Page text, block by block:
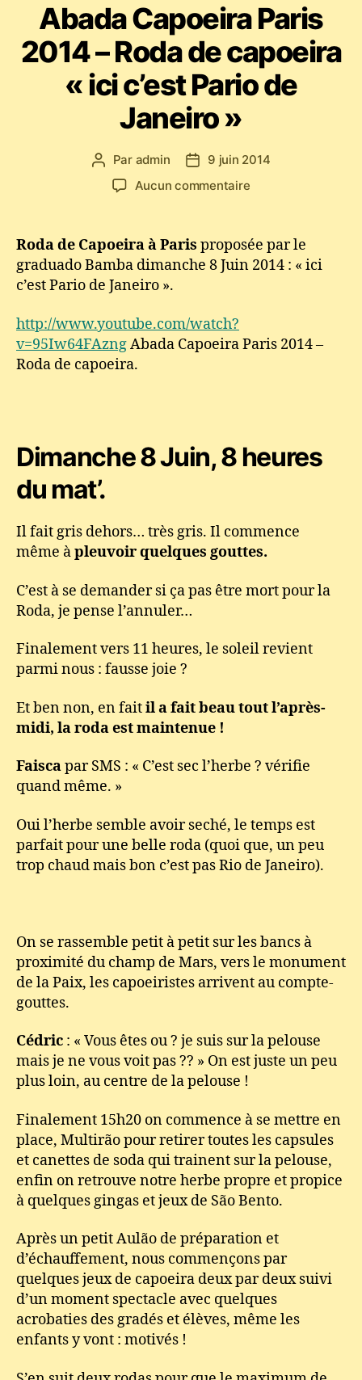
Abada Capoeira Paris
2014 – Roda de capoeira
« ici c’est Pario de
Janeiro »
Auteur
l’article
Par admin
Date9 juin 2014
Aucun commentairesur
Paris
2014
–
« ici
Roda de Capoeira à Paris proposée par le
graduado Bamba dimanche 8 Juin 2014 : « ici
c’est Pario de Janeiro ».
http://www.youtube.com/watch?
v=95Iw64FAzngAbada Capoeira Paris 2014 –
Roda de capoeira.
Dimanche 8 Juin, 8 heures
du mat’.
Il fait gris dehors… très gris. Il commence
même àpleuvoir quelques gouttes.
C’est à se demander si ça pas être mort pour la
Roda, je pense l’annuler…
Finalement vers 11 heures, le soleil revient
parmi nous : fausse joie ?
Et ben non, en faitil a fait beau tout l’après-
midi, la roda est maintenue !
Faiscapar SMS : « C’est sec l’herbe ? vérifie
quand même. »
Oui l’herbe semble avoir seché, le temps est
parfait pour une belle roda (quoi que, un peu
trop chaud mais bon c’est pas Rio de Janeiro).
On se rassemble petit à petit sur les bancs à
proximité du champ de Mars, vers le monument
de la Paix, les capoeiristes arrivent au compte-
gouttes.
Cédric : « Vous êtes ou ? je suis sur la pelouse
mais je ne vous voit pas ?? » On est juste un peu
plus loin, au centre de la pelouse !
Finalement 15h20 on commence à se mettre en
place, Multirão pour retirer toutes les capsules
et canettes de soda qui trainent sur la pelouse,
enfin on retrouve notre herbe propre et propice
à quelques gingas et jeux de São Bento.
Après un petit Aulão de préparation et
d’échauffement, nous commençons par
quelques jeux de capoeira deux par deux suivi
d’un moment spectacle avec quelques
acrobaties des gradés et élèves, même les
enfants y vont : motivés !